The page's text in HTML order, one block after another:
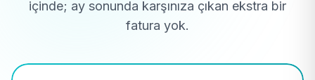
içinde; ay sonunda karşınıza çıkan ekstra bir
fatura yok.